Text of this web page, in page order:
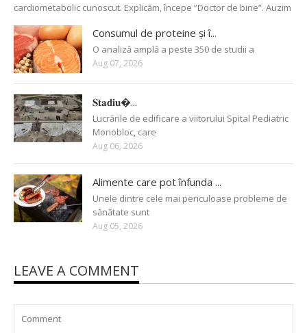
cardiometabolic cunoscut. Explicăm, începe ”Doctor de bine”. Auzim
Consumul de proteine și î...
O analiză amplă a peste 350 de studii a
Aug 07, 2026
𝐒𝐭𝐚𝐝𝐢𝐮�...
Lucrările de edificare a viitorului Spital Pediatric
Monobloc, care
Aug 06, 2026
Alimente care pot înfunda ...
Unele dintre cele mai periculoase probleme de
sănătate sunt
Aug 05, 2026
LEAVE A COMMENT